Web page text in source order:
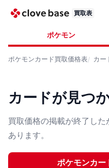
買取表
ポケモン
ポケモンカード買取価格表 カー
カードが見つ
買取価格の掲載が終了し
あります。
ポケモンカー